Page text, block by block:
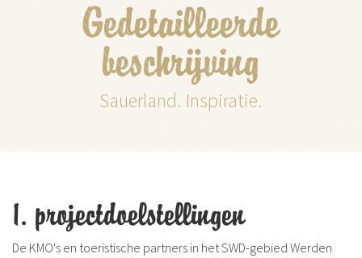
Gedetailleerde
beschrijving
Sauerland. Inspiratie.
1. projectdoelstellingen
De KMO's en toeristische partners in het SWD-gebied Werden